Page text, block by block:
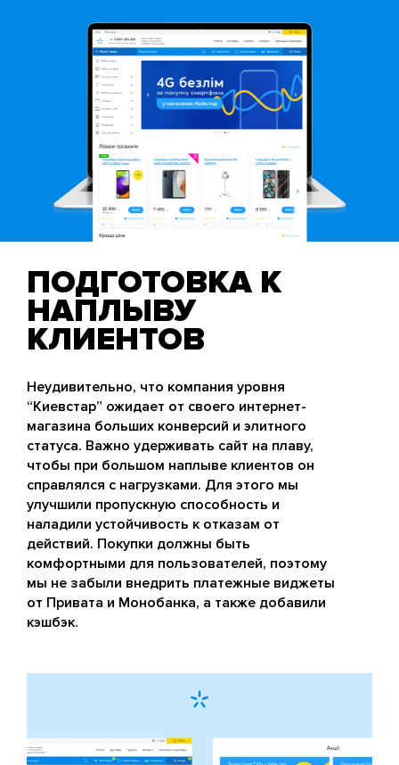
ПОДГОТОВКА К
НАПЛЫВУ
КЛИЕНТОВ
Неудивительно, что компания уровня
“Киевстар” ожидает от своего интернет-
магазина больших конверсий и элитного
статуса. Важно удерживать сайт на плаву,
чтобы при большом наплыве клиентов он
справлялся с нагрузками. Для этого мы
улучшили пропускную способность и
наладили устойчивость к отказам от
действий. Покупки должны быть
комфортными для пользователей, поэтому
мы не забыли внедрить платежные виджеты
от Привата и Монобанка, а также добавили
кэшбэк.